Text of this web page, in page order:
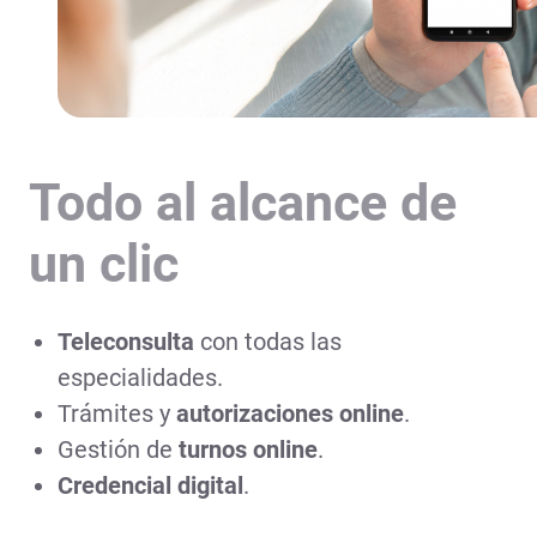
Todo al alcance de
un clic
Teleconsulta con todas las
especialidades.
Trámites y autorizaciones online.
Gestión de turnos online.
Credencial digital.